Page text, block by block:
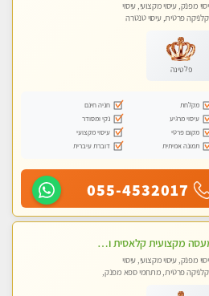
מפנק, עיסוי מקצועי, עיסוי
פרטית, עיסוי טנטרה
פלטינה
מקלחת
חניה חינם
עיסוי מרגיע
נקי ומסודר
מקום פרטי
עיסוי מקצועי
תמונה אמיתית
דוברת עיברית
055-4532017
מעסה מקצועית קלאסית ומפנקת בחיפה
מפנק, עיסוי מקצועי, עיסוי
פרטית, מתחמי ספא מפנק,